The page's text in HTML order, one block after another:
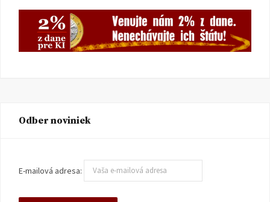
Odber noviniek
E-mailová adresa: